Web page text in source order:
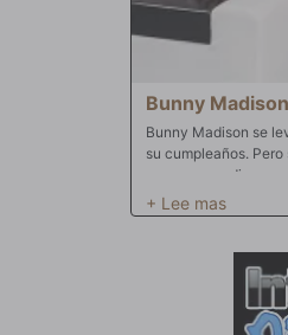
Bunny Madison
Bunny Madison se
su cumpleaños.
con unas medias y
casa, la vio
supuesto, se
primero, que
que se está
pastel con su
glaseado para que